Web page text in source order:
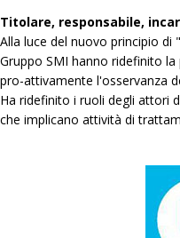
Titolare, responsabile,
Alla luce del nuovo principio di
Gruppo SMI hanno ridefinito
pro-attivamente l'osservanza
Ha ridefinito i ruoli degli attori
che implicano attività di